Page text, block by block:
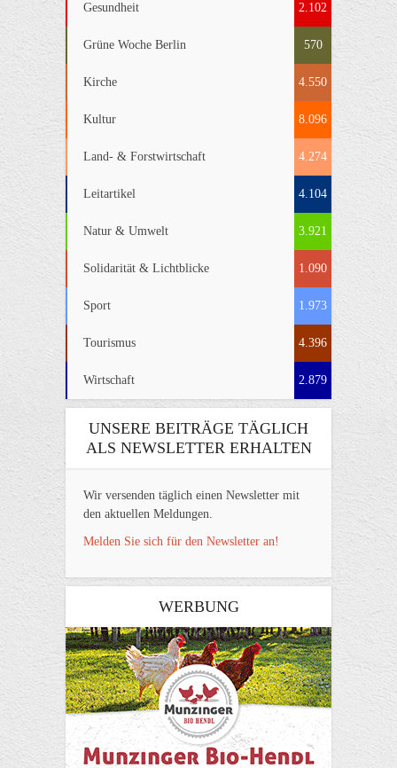
Gesundheit 2.102
Grüne Woche Berlin 570
Kirche 4.550
Kultur 8.096
Land- & Forstwirtschaft 4.274
Leitartikel 4.104
Natur & Umwelt 3.921
Solidarität & Lichtblicke 1.090
Sport 1.973
Tourismus 4.396
Wirtschaft 2.879
UNSERE BEITRÄGE TÄGLICH
ALS NEWSLETTER ERHALTEN
Wir versenden täglich einen Newsletter mit
den aktuellen Meldungen.
Melden Sie sich für den Newsletter an!
WERBUNG